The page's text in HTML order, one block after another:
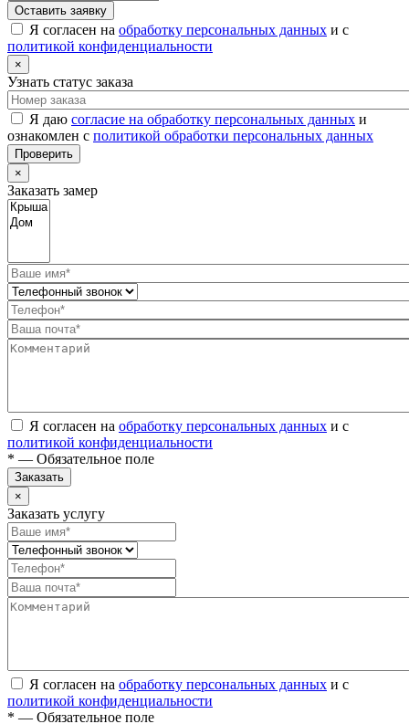
Оставить заявку
Я согласен на обработку персональных данных и с
политикой конфиденциальности
×
Узнать статус заказа
Я даю согласие на обработку персональных данных и
ознакомлен с политикой обработки персональных данных
Проверить
×
Заказать замер
Я согласен на обработку персональных данных и с
политикой конфиденциальности
* — Обязательное поле
Заказать
×
Заказать услугу
Я согласен на обработку персональных данных и с
политикой конфиденциальности
* — Обязательное поле